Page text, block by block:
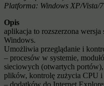
Platforma: Windows XP/Vista/
Opis
aplikacja to rozszerzona wersja
Windows.
Umożliwia przeglądanie i
– procesów w systemie,
sieciowych (otwartych
plików, kontrolę zużycia CPU i
– dodatków do Internet